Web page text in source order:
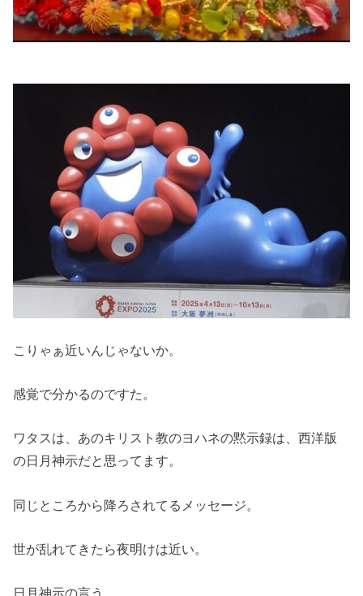
こりゃぁ近いんじゃないか。
感覚で分かるのですた。
ワタスは、あのキリスト教のヨハネの黙示録は、西洋版
の日月神示だと思ってます。
同じところから降ろされてるメッセージ。
世が乱れてきたら夜明けは近い。
日月神示の言う、